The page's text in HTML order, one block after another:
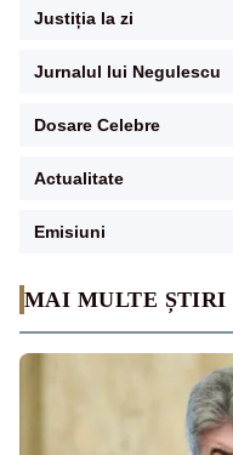
MAI MULTE ȘTIRI
Justiția la zi
Jurnalul lui Negulescu
Dosare Celebre
Actualitate
Emisiuni